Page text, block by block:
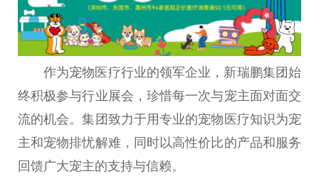
作为宠物医疗行业的领军企业，新瑞鹏集团始
终积极参与行业展会，珍惜每一次与宠主面对面交
流的机会。集团致力于用专业的宠物医疗知识为宠
主和宠物排忧解难，同时以高性价比的产品和服务
回馈广大宠主的支持与信赖。